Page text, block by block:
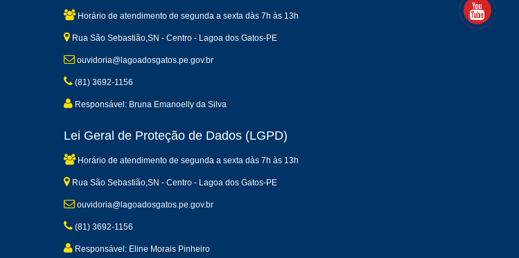
Horário de atendimento de segunda a sexta dàs 7h às 13h
Rua São Sebastião,SN - Centro - Lagoa dos Gatos-PE
ouvidoria@lagoadosgatos.pe.gov.br
(81) 3692-1156
Responsável: Bruna Emanoelly da Silva
Lei Geral de Proteção de Dados (LGPD)
Horário de atendimento de segunda a sexta dàs 7h às 13h
Rua São Sebastião,SN - Centro - Lagoa dos Gatos-PE
ouvidoria@lagoadosgatos.pe.gov.br
(81) 3692-1156
Responsável: Eline Morais Pinheiro